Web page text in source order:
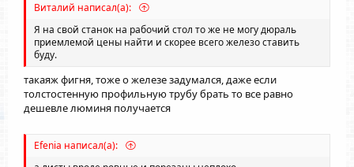
Виталий написал(а):
Я на свой станок на рабочий стол то же не могу дюраль
приемлемой цены найти и скорее всего железо ставить
буду.
такаяж фигня, тоже о железе задумался, даже если
толстостенную профильную трубу брать то все равно
дешевле люминя получается
Efenia написал(а):